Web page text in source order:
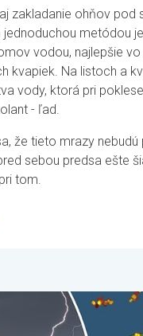
zakladanie ohňov pod
jednoduchou metódou
vodou, najlepšie
kvapiek. Na listoch a
vody, ktorá pri
- ľad.
že tieto mrazy
sebou predsa ešte
tom.
bleskov hynú.